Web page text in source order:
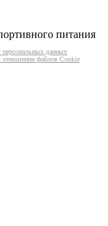
питания
персональных данных
отношении файлов Cookie